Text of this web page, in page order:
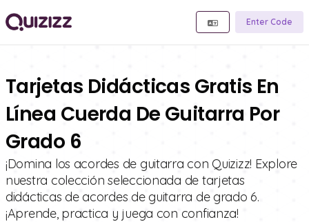
Enter Code
Tarjetas Didácticas Gratis En
Línea Cuerda De Guitarra Por
Grado 6
¡Domina los acordes de guitarra con Quizizz! Explore
nuestra colección seleccionada de tarjetas
didácticas de acordes de guitarra de grado 6.
¡Aprende, practica y juega con confianza!